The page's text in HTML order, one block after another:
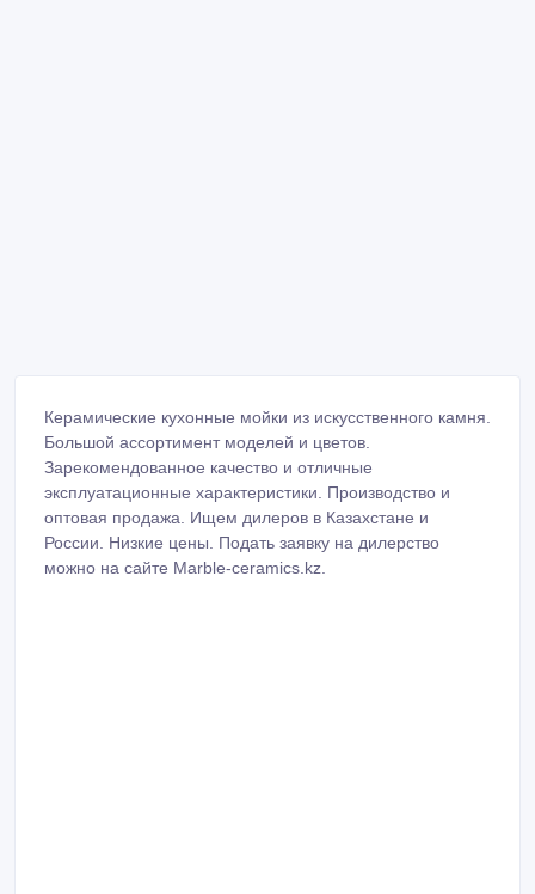
Керамические кухонные мойки из искусственного камня.
Большой ассортимент моделей и цветов.
Зарекомендованное качество и отличные
эксплуатационные характеристики. Производство и
оптовая продажа. Ищем дилеров в Казахстане и
России. Низкие цены. Подать заявку на дилерство
можно на сайте Marble-ceramics.kz.